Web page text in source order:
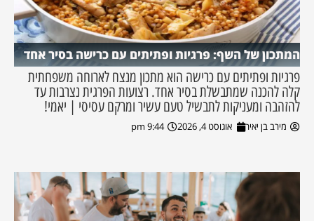
המתכון של השף: פרגיות ופתיתים עם כרישה בסיר אחד
פרגיות ופתיתים עם כרישה הוא מתכון מנצח לארוחה משפחתית
קלה להכנה שמתבשלת בסיר אחד. רצועות הפרגית נצרבות עד
להזהבה ומעניקות לתבשיל טעם עשיר ומרקם עסיסי | יאמי!
מירב בן יאיר אוגוסט 4, 2026 9:44 pm